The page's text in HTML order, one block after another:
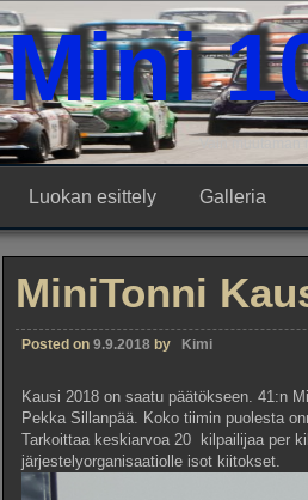
Mini
Luokan esittely Galleria
MiniTonni
Posted on 9.9.2018 by Kimi
Kausi 2018 on saatu päätökseen. 41:n
Pekka Sillanpää. Koko tiimin puolesta
Tarkoittaa keskiarvoa 20 kilpailijaa per
järjestelyorganisaatiolle isot kiitokset.